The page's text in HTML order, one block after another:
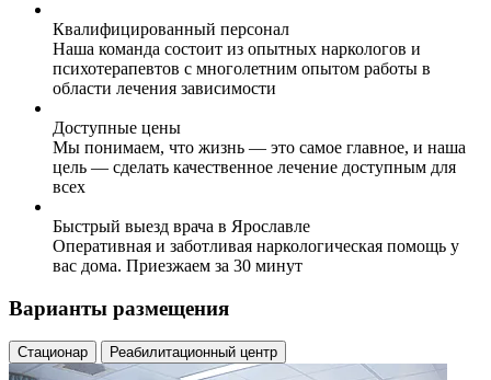
Квалифицированный персонал
Наша команда состоит из опытных наркологов и
психотерапевтов с многолетним опытом работы в
области лечения зависимости
Доступные цены
Мы понимаем, что жизнь — это самое главное, и наша
цель — сделать качественное лечение доступным для
всех
Быстрый выезд врача в Ярославле
Оперативная и заботливая наркологическая помощь у
вас дома. Приезжаем за 30 минут
Варианты размещения
Стационар Реабилитационный центр